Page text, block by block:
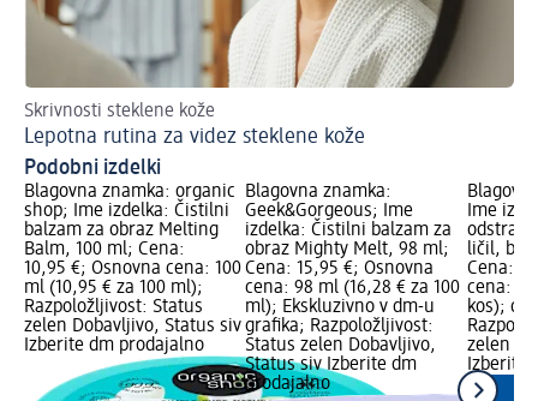
Skrivnosti steklene kože
Lepotna rutina za videz steklene kože
Podobni izdelki
Blagovna znamka: organic
shop; Ime izdelka: Čistilni
balzam za obraz Melting
Balm, 100 ml; Cena:
10,95 €; Osnovna cena: 100
ml (10,95 € za 100 ml);
Razpoložljivost: Status
zelen Dobavljivo, Status siv
Izberite dm prodajalno
Blagovna znamka:
Geek&Gorgeous; Ime
izdelka: Čistilni balzam za
obraz Mighty Melt, 98 ml;
Cena: 15,95 €; Osnovna
cena: 98 ml (16,28 € za 100
ml); Ekskluzivno v dm-u
grafika; Razpoložljivost:
Status zelen Dobavljivo,
Status siv Izberite dm
prodajalno
Ime
ličil,
Cena:
cena: 50
kos);
zelen
Izberite